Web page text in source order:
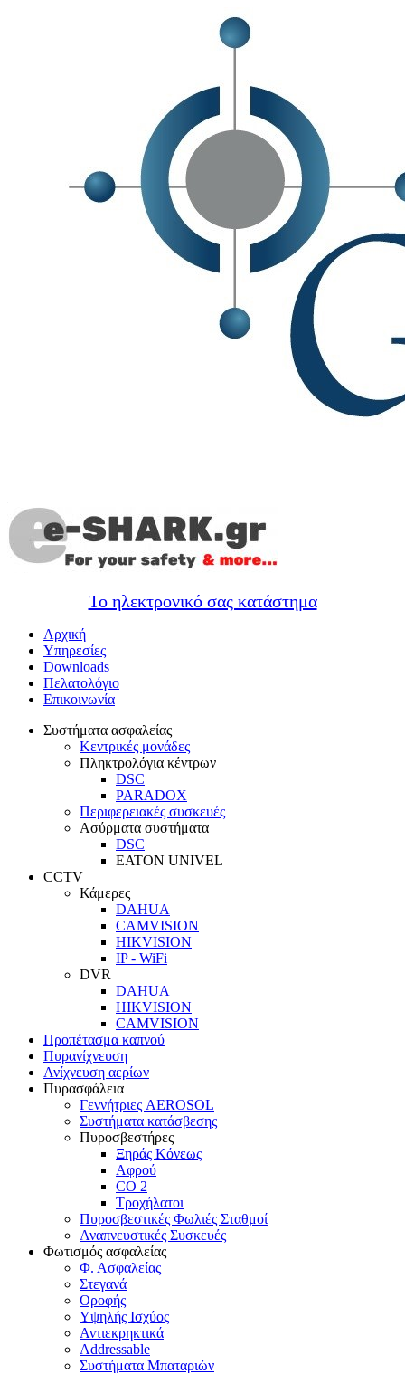
Το ηλεκτρονικό σας κατάστημα
Αρχική
Υπηρεσίες
Downloads
Πελατολόγιο
Επικοινωνία
Συστήματα ασφαλείας
Κεντρικές μονάδες
Πληκτρολόγια κέντρων
DSC
PARADOX
Περιφερειακές συσκευές
Ασύρματα συστήματα
DSC
EATON UNIVEL
CCTV
Κάμερες
DAHUA
CAMVISION
HIKVISION
IP - WiFi
DVR
DAHUA
HIKVISION
CAMVISION
Προπέτασμα καπνού
Πυρανίχνευση
Ανίχνευση αερίων
Πυρασφάλεια
Γεννήτριες AEROSOL
Συστήματα κατάσβεσης
Πυροσβεστήρες
Ξηράς Κόνεως
Αφρού
CO 2
Τροχήλατοι
Πυροσβεστικές Φωλιές Σταθμοί
Αναπνευστικές Συσκευές
Φωτισμός ασφαλείας
Φ. Ασφαλείας
Στεγανά
Οροφής
Υψηλής Ισχύος
Αντιεκρηκτικά
Addressable
Συστήματα Μπαταριών